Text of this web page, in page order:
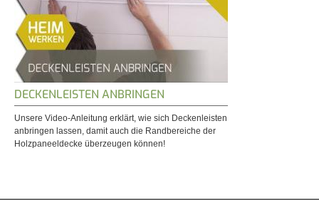
DECKENLEISTEN ANBRINGEN
Unsere Video-Anleitung erklärt, wie sich Deckenleisten
anbringen lassen, damit auch die Randbereiche der
Holzpaneeldecke überzeugen können!